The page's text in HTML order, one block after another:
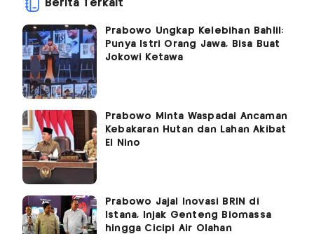
Berita Terkait
Prabowo Ungkap Kelebihan Bahlil:
Punya Istri Orang Jawa, Bisa Buat
Jokowi Ketawa
Prabowo Minta Waspadai Ancaman
Kebakaran Hutan dan Lahan Akibat
El Nino
Prabowo Jajal Inovasi BRIN di
Istana, Injak Genteng Biomassa
hingga Cicipi Air Olahan